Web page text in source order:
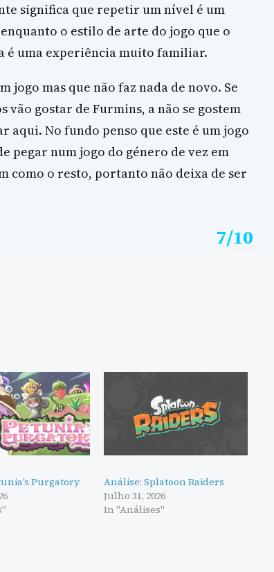
significa que repetir um nível é um
o estilo de arte do jogo que o
é uma experiência muito familiar.
jogo mas que não faz nada de novo. Se
vão gostar de Furmins, a não se gostem
aqui. No fundo penso que este é um jogo
pegar num jogo do género de vez em
como o resto, portanto não deixa de ser
7/10
Purgatory
Análise: Splatoon Raiders
Julho 31, 2026
In "Análises"